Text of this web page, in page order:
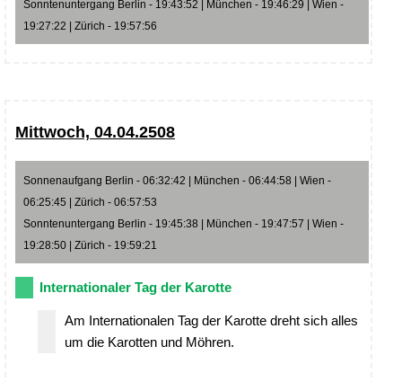
Sonntenuntergang Berlin - 19:43:52 | München - 19:46:29 | Wien -
19:27:22 | Zürich - 19:57:56
Mittwoch, 04.04.2508
Sonnenaufgang Berlin - 06:32:42 | München - 06:44:58 | Wien -
06:25:45 | Zürich - 06:57:53
Sonntenuntergang Berlin - 19:45:38 | München - 19:47:57 | Wien -
19:28:50 | Zürich - 19:59:21
Internationaler Tag der Karotte
Am Internationalen Tag der Karotte dreht sich alles
um die Karotten und Möhren.